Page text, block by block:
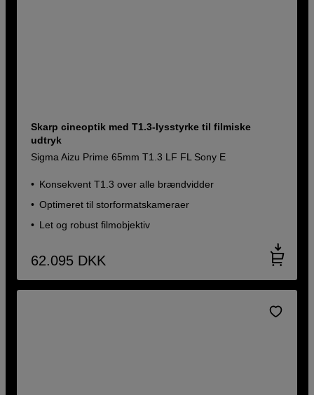
Skarp cineoptik med T1.3-lysstyrke til filmiske
udtryk
Sigma Aizu Prime 65mm T1.3 LF FL Sony E
Konsekvent T1.3 over alle brændvidder
Optimeret til storformatskameraer
Let og robust filmobjektiv
62.095 DKK